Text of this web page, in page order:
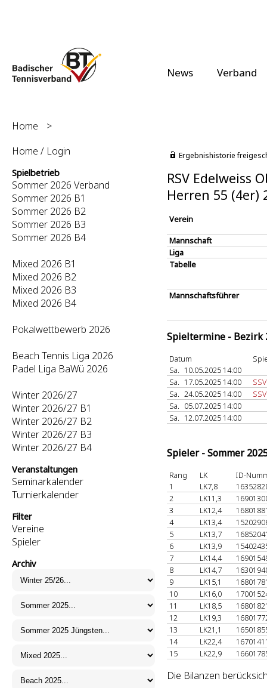
News Verband
Home
>
Home / Login
Spielbetrieb
Sommer 2026 Verband
Sommer 2026 B1
Sommer 2026 B2
Sommer 2026 B3
Sommer 2026 B4
Mixed 2026 B1
Mixed 2026 B2
Mixed 2026 B3
Mixed 2026 B4
Pokalwettbewerb 2026
Beach Tennis Liga 2026
Padel Liga BaWü 2026
Winter 2026/27
Winter 2026/27 B1
Winter 2026/27 B2
Winter 2026/27 B3
Winter 2026/27 B4
Veranstaltungen
Seminarkalender
Turnierkalender
Filter
Vereine
Spieler
Archiv
Ergebnishistorie
RSV Edelweiss
Herren 55 (4er)
Verein
Mannschaft
Liga
Tabelle
Mannschaftsführer
Spieltermine - Bezirk
Datum
Sa. 10.05.2025 14:00
Sa. 17.05.2025 14:00
Sa. 24.05.2025 14:00
Sa. 05.07.2025 14:00
Sa. 12.07.2025 14:00
Spieler - Sommer
Rang LK
ID-
1
LK7,8
2
LK11,3
3
LK12,4
4
LK13,4
5
LK13,7
6
LK13,9
7
LK14,4
8
LK14,7
9
LK15,1
10
LK16,0
11
LK18,5
12
LK19,3
13
LK21,1
14
LK22,4
15
LK22,9
Die Bilanzen